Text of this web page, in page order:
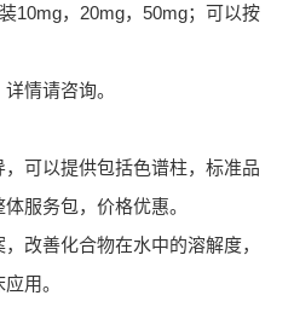
10mg，20mg，50mg；可以按
情请咨询。
可以提供包括色谱柱，标准品
服务包，价格优惠。
改善化合物在水中的溶解度，
用。